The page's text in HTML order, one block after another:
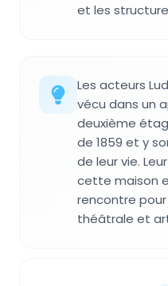
et les
Les acteurs
vécu dans un
deuxième
de 1859 et y
de leur vie.
cette maison
rencontre
théâtrale et